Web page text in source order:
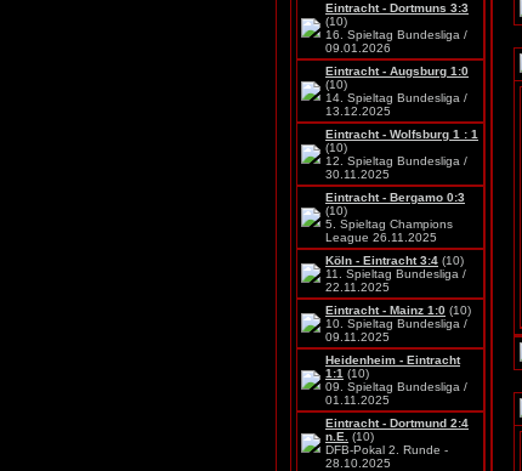
Eintracht - Dortmuns 3:3
(10)
16. Spieltag Bundesliga /
09.01.2026
Eintracht - Augsburg 1:0
(10)
14. Spieltag Bundesliga /
13.12.2025
Eintracht - Wolfsburg 1 : 1
(10)
12. Spieltag Bundesliga /
30.11.2025
Eintracht - Bergamo 0:3
(10)
5. Spieltag Champions
League 26.11.2025
Köln - Eintracht 3:4 (10)
11. Spieltag Bundesliga /
22.11.2025
Eintracht - Mainz 1:0 (10)
10. Spieltag Bundesliga /
09.11.2025
Heidenheim - Eintracht
1:1 (10)
09. Spieltag Bundesliga /
01.11.2025
Eintracht - Dortmund 2:4
n.E.
(10)
DFB-Pokal 2. Runde -
28.10.2025